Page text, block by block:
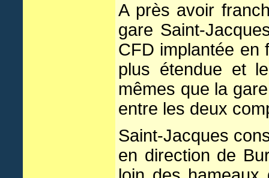
A près avoir
gare Saint-
CFD implantée en
plus étendue et
mêmes que la
entre les deux
Saint-Jacques
en direction de